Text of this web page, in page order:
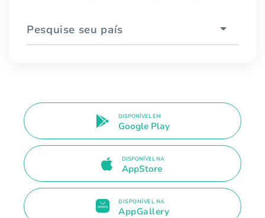
Pesquise seu país
DISPONÍVEL EM
Google Play
DISPONÍVEL NA
AppStore
DISPONÍVEL NA
AppGallery